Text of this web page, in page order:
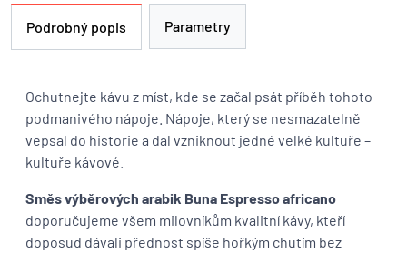
Podrobný popis Parametry
Ochutnejte kávu z míst, kde se začal psát příběh tohoto
podmanivého nápoje. Nápoje, který se nesmazatelně
vepsal do historie a dal vzniknout jedné velké kultuře –
kultuře kávové.
Směs výběrových arabik Buna Espresso africano
doporučujeme všem milovníkům kvalitní kávy, kteří
doposud dávali přednost spíše hořkým chutím bez